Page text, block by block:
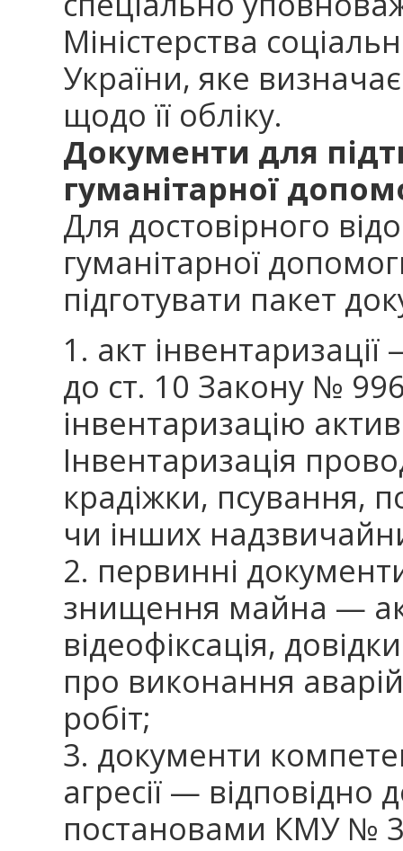
Міністерства
України, яке
щодо її обліку.
Документи для
гуманітарної
Для достовірного
гуманітарної
підготувати пакет
1. акт
до ст. 10 Закону №
інвентаризацію
Інвентаризація
крадіжки, псування,
чи інших
2. первинні
знищення майна —
відеофіксація,
про виконання
робіт;
3. документи
агресії —
постановами КМУ №